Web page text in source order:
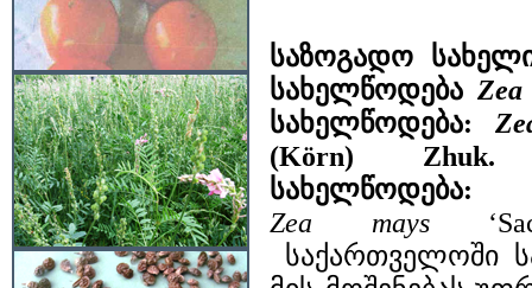
საზოგადო
სახელწოდება
სახელწოდება:
(Körn) Zhuk.
სახელწოდება:
Zea
mays
საქართველოში